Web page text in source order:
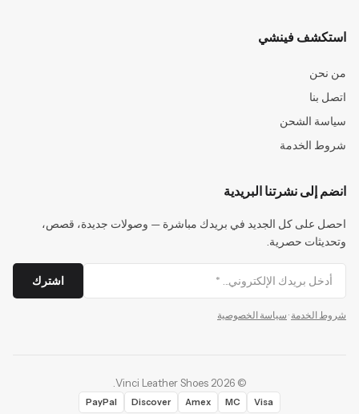
استكشف فينشي
من نحن
اتصل بنا
سياسة الشحن
شروط الخدمة
انضم إلى نشرتنا البريدية
احصل على كل الجديد في بريدك مباشرة — وصولات جديدة، قصص،
وتحديثات حصرية.
اشترك
شروط الخدمة · سياسة الخصوصية
©
2026
Vinci Leather Shoes
Visa
MC
Amex
Discover
PayPal